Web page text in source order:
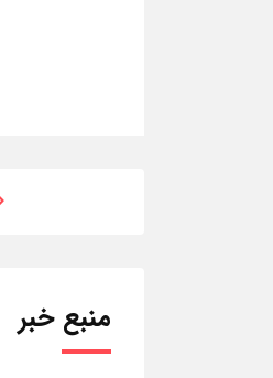
منبع خبر